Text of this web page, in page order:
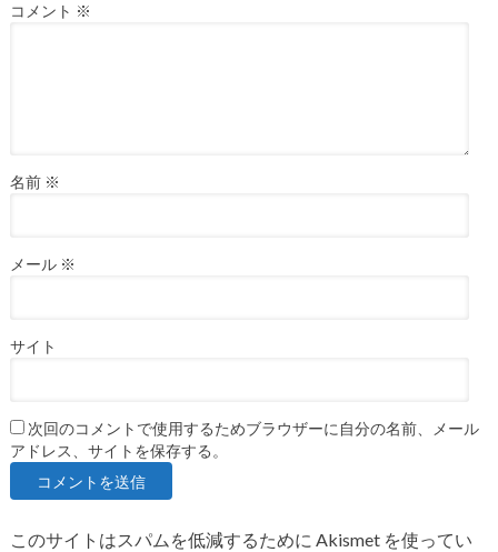
コメント ※
名前 ※
メール ※
サイト
次回のコメントで使用するためブラウザーに自分の名前、メール
アドレス、サイトを保存する。
このサイトはスパムを低減するために Akismet を使ってい